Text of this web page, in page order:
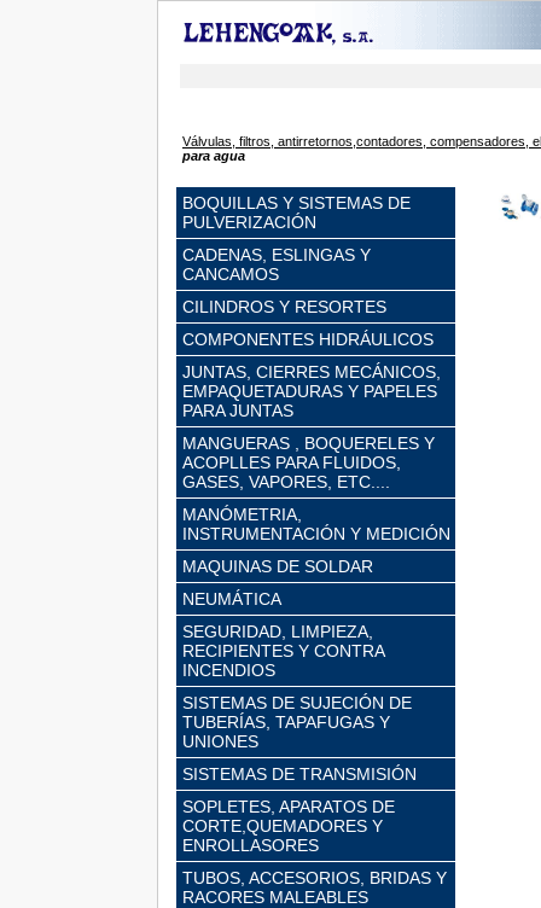
Válvulas, filtros, antirretornos,contadores, compensadores,
para agua
BOQUILLAS Y SISTEMAS DE
PULVERIZACIÓN
CADENAS, ESLINGAS Y
CANCAMOS
CILINDROS Y RESORTES
COMPONENTES HIDRÁULICOS
JUNTAS, CIERRES MECÁNICOS,
EMPAQUETADURAS Y PAPELES
PARA JUNTAS
MANGUERAS , BOQUERELES Y
ACOPLLES PARA FLUIDOS,
GASES, VAPORES, ETC....
MANÓMETRIA,
INSTRUMENTACIÓN Y MEDICIÓN
MAQUINAS DE SOLDAR
NEUMÁTICA
SEGURIDAD, LIMPIEZA,
RECIPIENTES Y CONTRA
INCENDIOS
SISTEMAS DE SUJECIÓN DE
TUBERÍAS, TAPAFUGAS Y
UNIONES
SISTEMAS DE TRANSMISIÓN
SOPLETES, APARATOS DE
CORTE,QUEMADORES Y
ENROLLASORES
TUBOS, ACCESORIOS, BRIDAS Y
RACORES MALEABLES